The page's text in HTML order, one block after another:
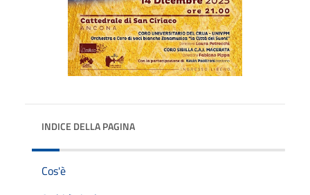
INDICE DELLA PAGINA
Cos'è